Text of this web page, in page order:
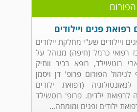
רפואת פגים ויילודים
ויילודים שע"י מחלקת יילודים
רפואי כרמל (חיפה) מנוהל על
רוטשילד, רופא בכיר וותיק
הפורום פרופ' דן ויסמן
(רפואת ילודים
לרפואת ילדים. פרופ' רוטשילד
ילודים ופגים ומומחה...